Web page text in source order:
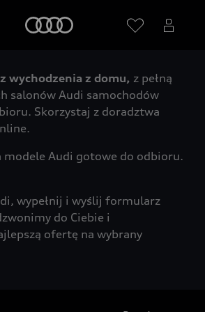
Partnera Audi
wychodzenia z domu, z pełną
salonów Audi samochodów
Skorzystaj z doradztwa
modele Audi gotowe do odbioru.
wypełnij i wyślij formularz
do Ciebie i
ofertę na wybrany